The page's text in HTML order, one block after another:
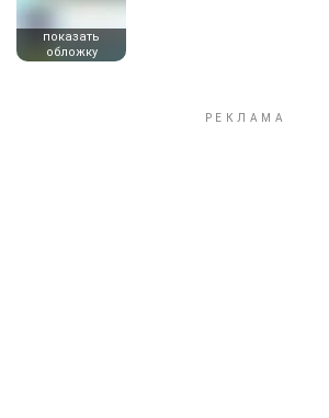
показать
обложку